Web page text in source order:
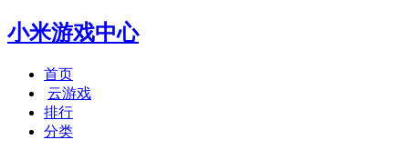
小米游戏中心
首页
云游戏
排行
分类